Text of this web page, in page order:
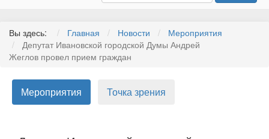
Вы здесь: Главная Новости
Мероприятия
Депутат Ивановской городской Думы Андрей
Жеглов провел прием граждан
Мероприятия Точка зрения